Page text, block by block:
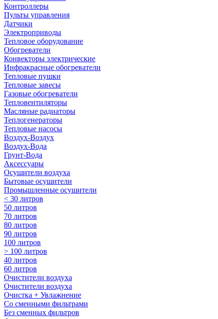
Контроллеры
Пульты управления
Датчики
Электроприводы
Тепловое оборудование
Обогреватели
Конвекторы электрические
Инфракрасные обогреватели
Тепловые пушки
Тепловые завесы
Газовые обогреватели
Тепловентиляторы
Масляные радиаторы
Теплогенераторы
Тепловые насосы
Воздух-Воздух
Воздух-Вода
Грунт-Вода
Аксессуары
Осушители воздуха
Бытовые осушители
Промышленные осушители
< 30 литров
50 литров
70 литров
80 литров
90 литров
100 литров
> 100 литров
40 литров
60 литров
Очистители воздуха
Очистители воздуха
Очистка + Увлажнение
Cо сменными фильтрами
Без сменных фильтров